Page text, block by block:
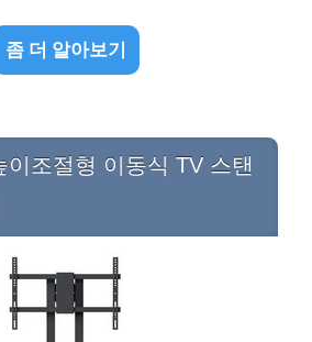
좀 더 알아보기
이조절형 이동식 TV 스탠